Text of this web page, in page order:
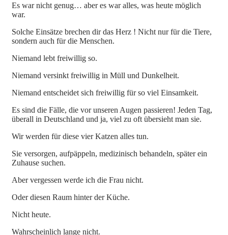
Es war nicht genug… aber es war alles, was heute möglich
war.
Solche Einsätze brechen dir das Herz ! Nicht nur für die Tiere,
sondern auch für die Menschen.
Niemand lebt freiwillig so.
Niemand versinkt freiwillig in Müll und Dunkelheit.
Niemand entscheidet sich freiwillig für so viel Einsamkeit.
Es sind die Fälle, die vor unseren Augen passieren! Jeden Tag,
überall in Deutschland und ja, viel zu oft übersieht man sie.
Wir werden für diese vier Katzen alles tun.
Sie versorgen, aufpäppeln, medizinisch behandeln, später ein
Zuhause suchen.
Aber vergessen werde ich die Frau nicht.
Oder diesen Raum hinter der Küche.
Nicht heute.
Wahrscheinlich lange nicht.